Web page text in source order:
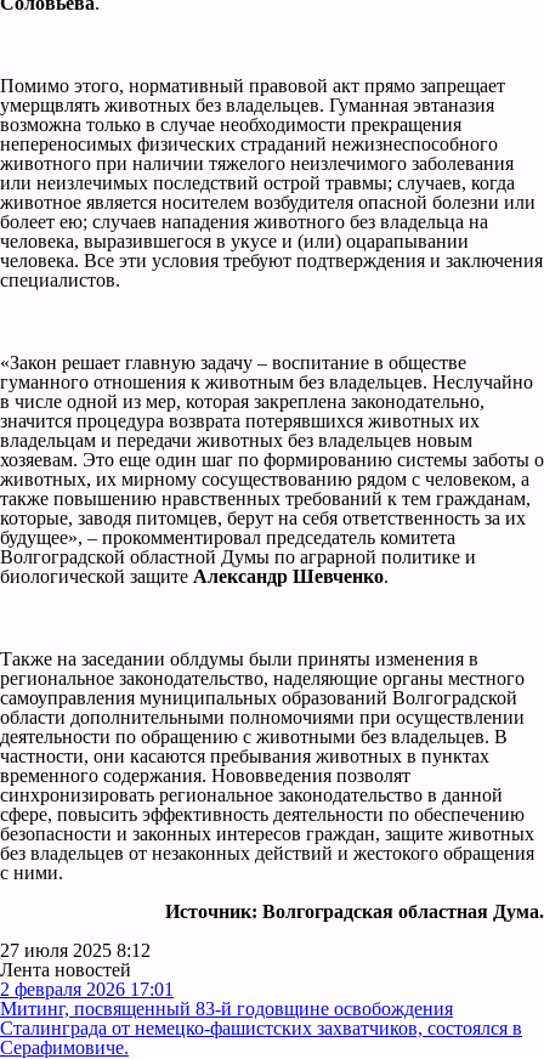
Помимо этого, нормативный правовой акт прямо запрещает
умерщвлять животных без владельцев. Гуманная эвтаназия
возможна только в случае необходимости прекращения
непереносимых физических страданий нежизнеспособного
животного при наличии тяжелого неизлечимого заболевания
или неизлечимых последствий острой травмы; случаев, когда
животное является носителем возбудителя опасной болезни или
болеет ею; случаев нападения животного без владельца на
человека, выразившегося в укусе и (или) оцарапывании
человека. Все эти условия требуют подтверждения и заключения
специалистов.
«Закон решает главную задачу – воспитание в обществе
гуманного отношения к животным без владельцев. Неслучайно
в числе одной из мер, которая закреплена законодательно,
значится процедура возврата потерявшихся животных их
владельцам и передачи животных без владельцев новым
хозяевам. Это еще один шаг по формированию системы заботы о
животных, их мирному сосуществованию рядом с человеком, а
также повышению нравственных требований к тем гражданам,
которые, заводя питомцев, берут на себя ответственность за их
будущее», – прокомментировал председатель комитета
Волгоградской областной Думы по аграрной политике и
биологической защите Александр Шевченко.
Также на заседании облдумы были приняты изменения в
региональное законодательство, наделяющие органы местного
самоуправления муниципальных образований Волгоградской
области дополнительными полномочиями при осуществлении
деятельности по обращению с животными без владельцев. В
частности, они касаются пребывания животных в пунктах
временного содержания. Нововведения позволят
синхронизировать региональное законодательство в данной
сфере, повысить эффективность деятельности по обеспечению
безопасности и законных интересов граждан, защите животных
без владельцев от незаконных действий и жестокого обращения
с ними.
Источник: Волгоградская областная Дума.
27 июля 2025 8:12
Лента новостей
2 февраля 2026 17:01
Митинг, посвященный 83-й годовщине освобождения
Сталинграда от немецко-фашистских захватчиков, состоялся в
Серафимовиче.